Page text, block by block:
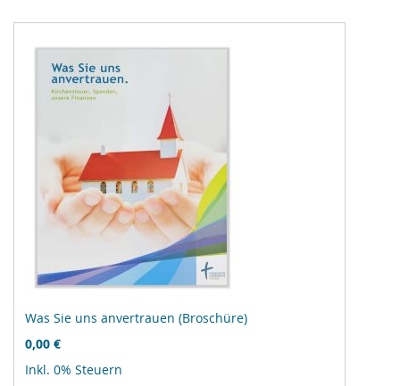
Was Sie uns anvertrauen (Broschüre)
0,00 €
Inkl. 0% Steuern